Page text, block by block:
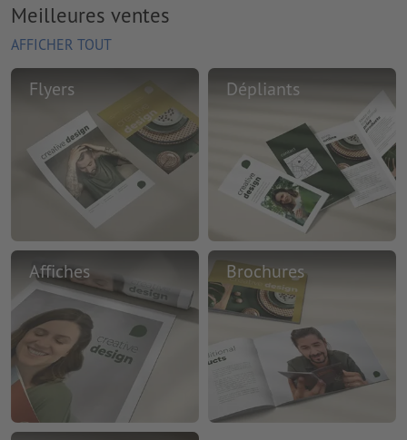
Meilleures ventes
AFFICHER TOUT
Flyers Dépliants
Affiches Brochures